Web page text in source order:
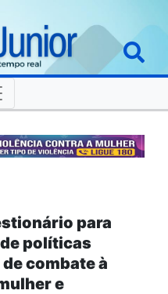
para
políticas
combate à
e